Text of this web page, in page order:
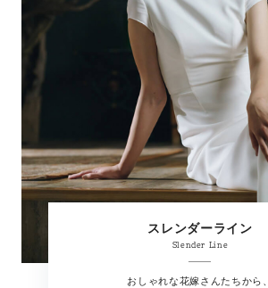
スレンダーライン
Slender Line
おしゃれな花嫁さんたちから、